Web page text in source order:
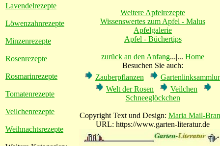
Lavendelrezepte
Löwenzahnrezepte
Minzenrezepte
Rosenrezepte
Rosmarinrezepte
Tomatenrezepte
Veilchenrezepte
Weihnachtsrezepte
Weitere Apfelrezepte
Wissenswertes zum Apfel - Malus
Apfelgalerie
Apfel - Büchertips
zurück an den Anfang...|... Home
Besuchen Sie auch:
Zauberpflanzen
Welt der Rosen
Veilchen
Schneeglöckchen
Copyright Text und Design: Maria Mail-
URL: https://www.garten-literatur.de